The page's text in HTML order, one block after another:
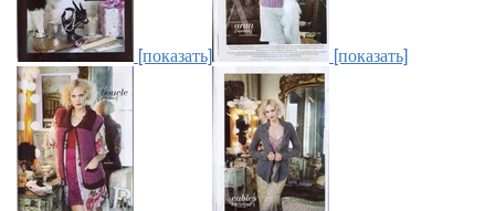
[показать] [показать]